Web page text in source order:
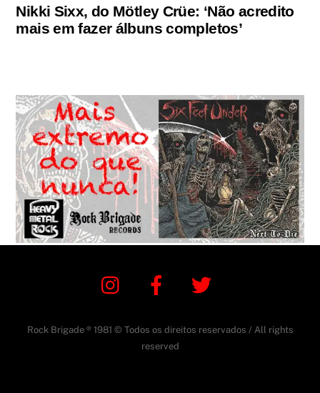
Nikki Sixx, do Mötley Crüe: ‘Não acredito
mais em fazer álbuns completos’
Instagram Facebook
Rock Brigade ® 1981 © Todos os direitos reservados / All rights
reserved